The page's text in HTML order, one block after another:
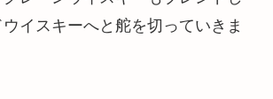
イスキーへと舵を切っていきま